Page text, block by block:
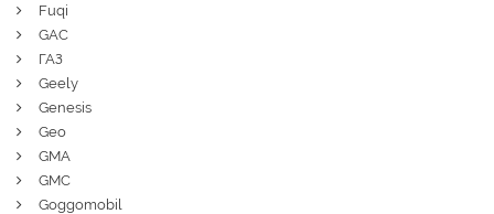
Fuqi
GAC
ГАЗ
Geely
Genesis
Geo
GMA
GMC
Goggomobil